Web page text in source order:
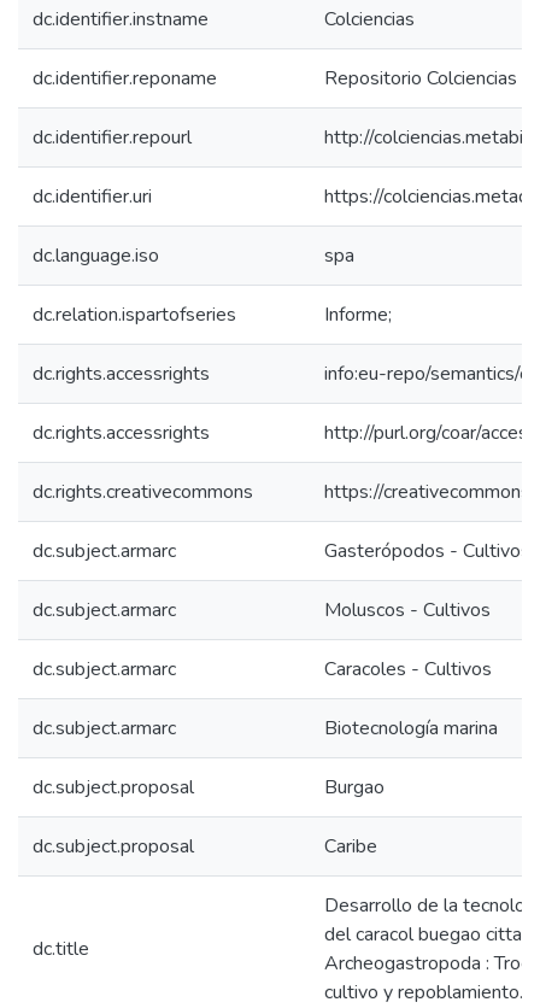
dc.identifier.instname Colciencias
dc.identifier.reponame Repositorio Colciencias
dc.identifier.repourl http://
dc.identifier.uri https://
dc.language.iso spa
dc.relation.ispartofseries Informe;
dc.rights.accessrights info:eu-repo/semantics/
dc.rights.accessrights http://purl.org/coar/
dc.rights.creativecommons https://
dc.subject.armarc Gasterópodos - Cultivos
dc.subject.armarc Moluscos - Cultivos
dc.subject.armarc Caracoles - Cultivos
dc.subject.armarc Biotecnología marina
dc.subject.proposal Burgao
dc.subject.proposal Caribe
dc.title
Desarrollo de la
del caracol buegao
Archeogastropoda :
cultivo y repoblamiento.